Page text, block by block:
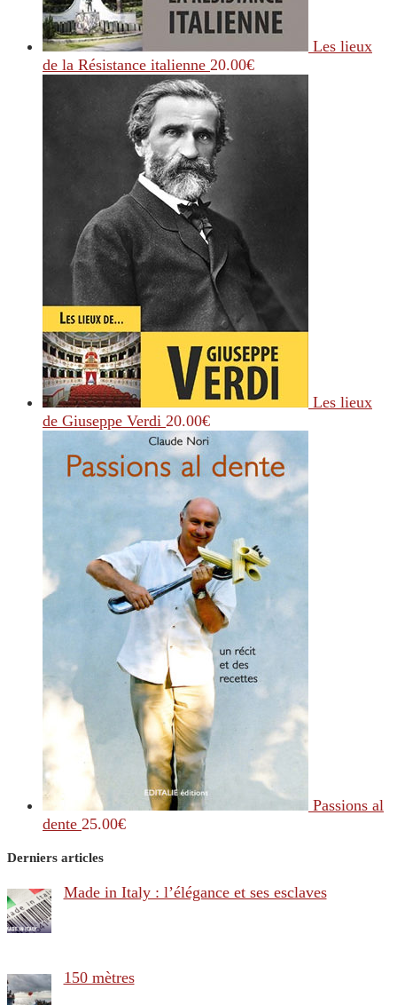
Les lieux
de la Résistance italienne 20.00€
Les lieux
de Giuseppe Verdi 20.00€
Passions al
dente 25.00€
Derniers articles
Made in Italy : l’élégance et ses esclaves
150 mètres